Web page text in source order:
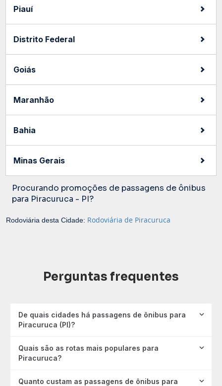
Piauí
Distrito Federal
Goiás
Maranhão
Bahia
Minas Gerais
Procurando promoções de passagens de ônibus
para Piracuruca - PI?
Rodoviária desta Cidade: Rodoviária de Piracuruca
Perguntas frequentes
De quais cidades há passagens de ônibus para
Piracuruca (PI)?
Quais são as rotas mais populares para
Piracuruca?
Quanto custam as passagens de ônibus para